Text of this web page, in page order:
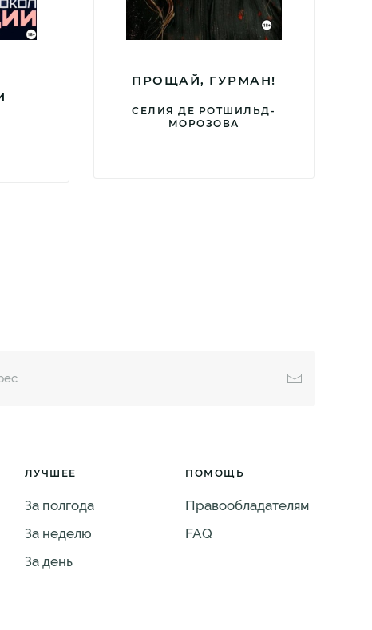
ПРОЩАЙ, ГУРМАН!
СЕЛИЯ ДЕ РОТШИЛЬД-
МОРОЗОВА
ЛУЧШЕЕ
За полгода
За неделю
За день
ПОМОЩЬ
Правообладателям
FAQ